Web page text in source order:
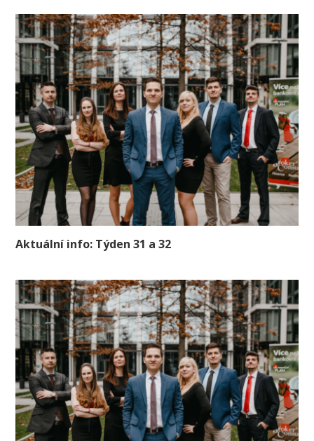
Aktuální info: Týden 31 a 32